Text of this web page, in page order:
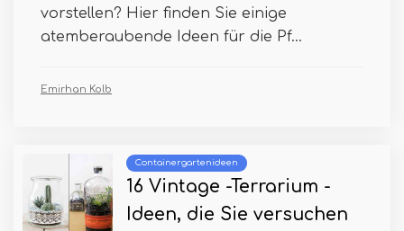
vorstellen? Hier finden Sie einige
atemberaubende Ideen für die Pf...
Emirhan Kolb
Containergartenideen
16 Vintage -Terrarium -
Ideen, die Sie versuchen